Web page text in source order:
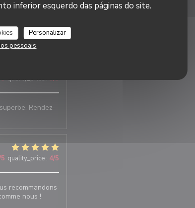
inferior esquerdo das páginas do site.
Personalizar
pessoais
quality_price:5/5
😉
quality_price:5/5
Rendez-
quality_price : 4/5
recommandons
nous !